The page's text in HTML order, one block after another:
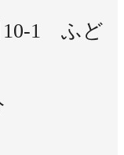
10-1 ふど